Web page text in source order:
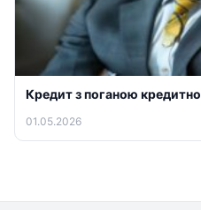
Кредит з поганою
01.05.2026